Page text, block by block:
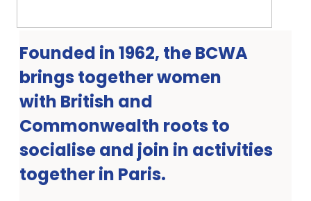
Founded in 1962, the BCWA
brings together women
with British and
Commonwealth roots to
socialise and join in activities
together in Paris.